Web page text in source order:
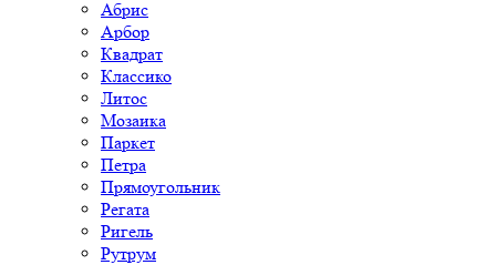
Абрис
Арбор
Квадрат
Классико
Литос
Мозаика
Паркет
Петра
Прямоугольник
Регата
Ригель
Рутрум